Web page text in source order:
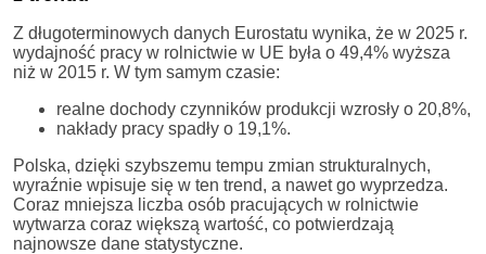
Z długoterminowych danych Eurostatu wynika, że w 2025 r.
wydajność pracy w rolnictwie w UE była o 49,4% wyższa
niż w 2015 r. W tym samym czasie:
realne dochody czynników produkcji wzrosły o 20,8%,
nakłady pracy spadły o 19,1%.
Polska, dzięki szybszemu tempu zmian strukturalnych,
wyraźnie wpisuje się w ten trend, a nawet go wyprzedza.
Coraz mniejsza liczba osób pracujących w rolnictwie
wytwarza coraz większą wartość, co potwierdzają
najnowsze dane statystyczne.